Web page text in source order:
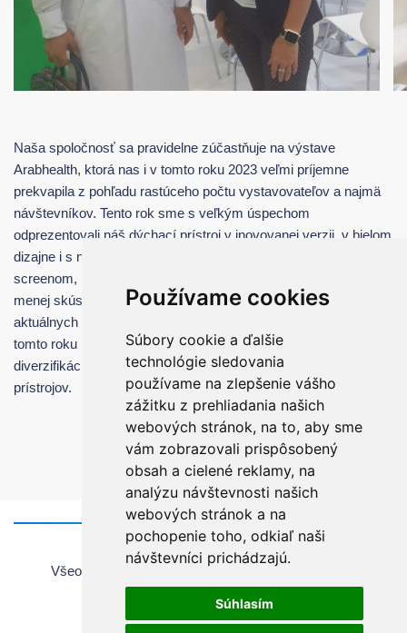
Používame cookies
Súbory cookie a ďalšie
technológie sledovania
používame na zlepšenie vášho
zážitku z prehliadania našich
webových stránok, na to, aby sme
vám zobrazovali prispôsobený
obsah a cielené reklamy, na
analýzu návštevnosti našich
webových stránok a na
pochopenie toho, odkiaľ naši
návštevníci prichádzajú.
Súhlasím
Naša spoločnosť sa pravidelne zúčastňuje na výstave
Arabhealth, ktorá nas i v tomto roku 2023 veľmi príjemne
prekvapila z pohľadu rastúceho počtu vystavovateľov a najmä
návštevníkov. Tento rok sme s veľkým úspechom
odprezentovali náš dýchací prístroj v inovovanej verzii, v bielom
dizajne i s novým intuitívnym užívateľským rozhraním a Easy
screenom, ktorý umožňuje prístroj ovládať veľmi jednoducho i
menej skúsenému užívateľovi. Náš stánok navštívilo množstvo
aktuálnych ale i nových potenciálnych partnerov, s ktorými v
tomto roku plánujeme preniknúť na nové trhy a zlepšiť tak
diverzifikáciu predaja našich dýchacích i anestetických
prístrojov.
Domov
Všeobecné informácie o používaní webovej stránky
Všeobecné obchodné podmienky
Autorské práva